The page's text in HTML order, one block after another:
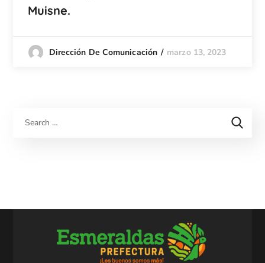
Muisne.
Dirección De Comunicación marzo 13, 2023